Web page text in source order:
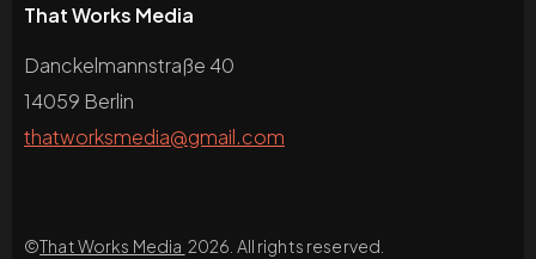
That Works Media
Danckelmannstraße 40
14059 Berlin
thatworksmedia@gmail.com
©That Works Media 2026. All rights reserved.